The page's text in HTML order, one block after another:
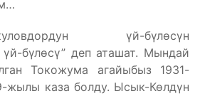
үй-бүлөсүн
үй-бүлөсү” деп аташат. Мындай
Токожума агайыбыз 1931-
жылы каза болду. Ысык-Көлдүн